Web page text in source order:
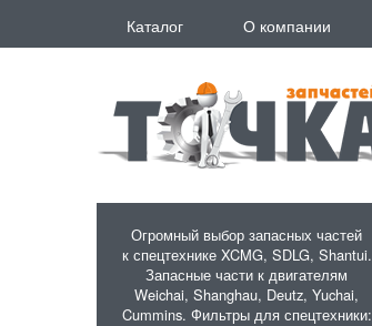
Каталог О компании
Огромный выбор запасных частей
к спецтехнике XCMG, SDLG, Shantui.
Запасные части к двигателям
Weichai, Shanghau, Deutz, Yuchai,
Cummins. Фильтры для спецтехники: